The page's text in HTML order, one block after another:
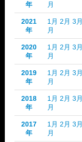
年
月
2021
年
1月 2月 3月
月
2020
年
1月 2月 3月
月
2019
年
1月 2月 3月
月
2018
年
1月 2月 3月
月
2017
年
1月 2月 3月
月